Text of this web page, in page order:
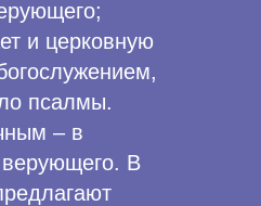
и церковную
псалмы.
– в
верующего. В